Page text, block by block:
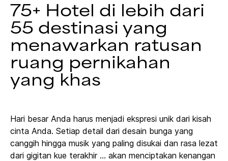
75+ Hotel di lebih dari
55 destinasi yang
menawarkan ratusan
ruang pernikahan
yang khas
Hari besar Anda harus menjadi ekspresi unik dari kisah
cinta Anda. Setiap detail dari desain bunga yang
canggih hingga musik yang paling disukai dan rasa lezat
dari gigitan kue terakhir ... akan menciptakan kenangan